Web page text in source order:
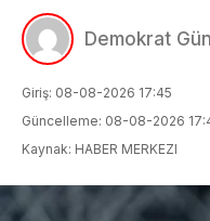
Demokrat
Giriş: 08-08-2026 17:45
Güncelleme: 08-08-2026
Kaynak: HABER MERKEZI